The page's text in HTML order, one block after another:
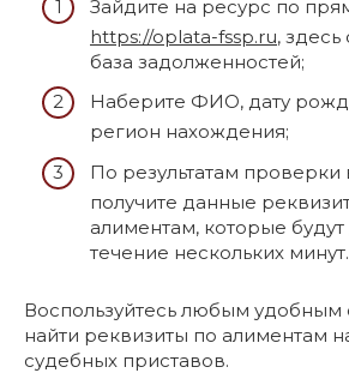
Зайдите на ресурс по
https://oplata-fssp.ru,
база задолженностей;
Наберите ФИО, дату
регион нахождения;
По результатам проверки
получите данные
алиментам, которые
течение нескольких минут.
Воспользуйтесь любым удобным
найти реквизиты по алиментам
судебных приставов.